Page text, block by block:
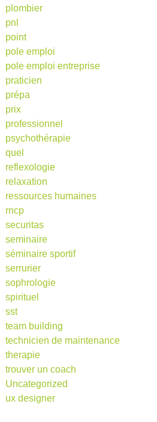
plombier
pnl
point
pole emploi
pole emploi entreprise
praticien
prépa
prix
professionnel
psychothérapie
quel
reflexologie
relaxation
ressources humaines
rncp
securitas
seminaire
séminaire sportif
serrurier
sophrologie
spirituel
sst
team building
technicien de maintenance
therapie
trouver un coach
Uncategorized
ux designer